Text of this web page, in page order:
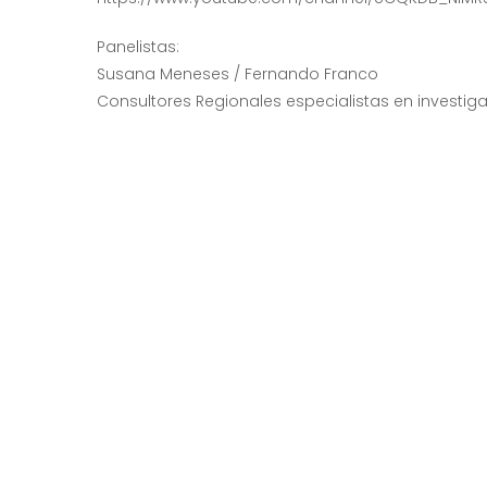
Panelistas:
Susana Meneses / Fernando Franco
Consultores Regionales especialistas en